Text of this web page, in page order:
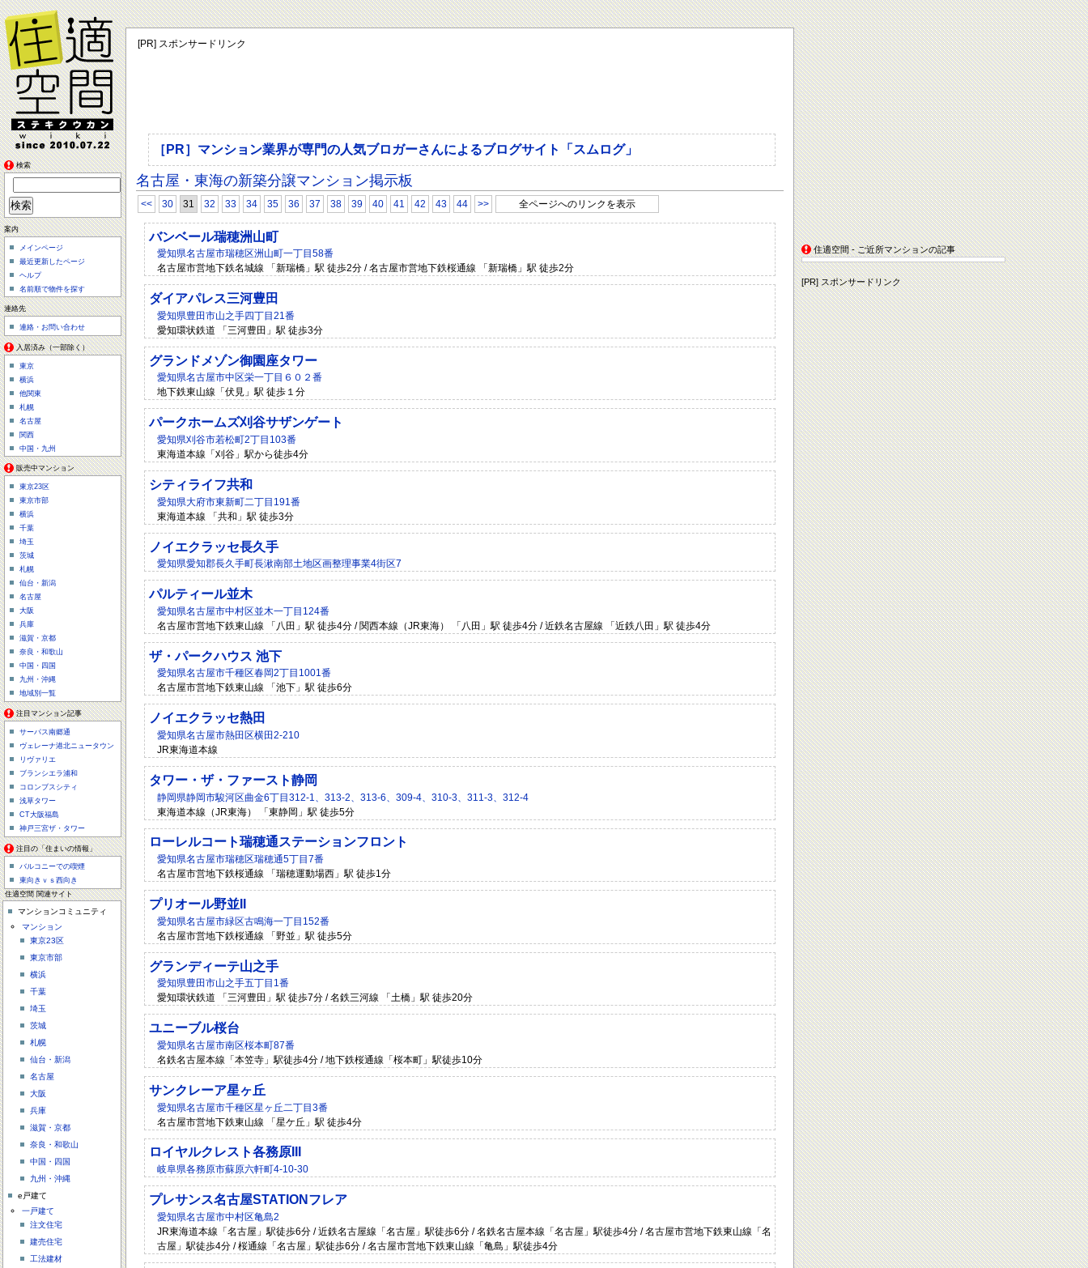
住適空間 - ご近所マンションの記事
[PR] スポンサードリンク
[PR] スポンサードリンク
［PR］マンション業界が専門の人気ブロガーさんによるブログサイト「スムログ」
名古屋・東海の新築分譲マンション掲示板
<< 30 31 32 33 34 35 36 37 38 39 40 41 42 43 44 >> 全ページへのリンクを表示
バンベール瑞穂洲山町
愛知県名古屋市瑞穂区洲山町一丁目58番
名古屋市営地下鉄名城線 「新瑞橋」駅 徒歩2分 / 名古屋市営地下鉄桜通線 「新瑞橋」駅 徒歩2分
ダイアパレス三河豊田
愛知県豊田市山之手四丁目21番
愛知環状鉄道 「三河豊田」駅 徒歩3分
グランドメゾン御園座タワー
愛知県名古屋市中区栄一丁目６０２番
地下鉄東山線「伏見」駅 徒歩１分
パークホームズ刈谷サザンゲート
愛知県刈谷市若松町2丁目103番
東海道本線「刈谷」駅から徒歩4分
シティライフ共和
愛知県大府市東新町二丁目191番
東海道本線 「共和」駅 徒歩3分
ノイエクラッセ長久手
愛知県愛知郡長久手町長湫南部土地区画整理事業4街区7
パルティール並木
愛知県名古屋市中村区並木一丁目124番
名古屋市営地下鉄東山線 「八田」駅 徒歩4分 / 関西本線（JR東海） 「八田」駅 徒歩4分 / 近鉄名古屋線 「近鉄八田」駅 徒歩4分
ザ・パークハウス 池下
愛知県名古屋市千種区春岡2丁目1001番
名古屋市営地下鉄東山線 「池下」駅 徒歩6分
ノイエクラッセ熱田
愛知県名古屋市熱田区横田2-210
JR東海道本線
タワー・ザ・ファースト静岡
静岡県静岡市駿河区曲金6丁目312-1、313-2、313-6、309-4、310-3、311-3、312-4
東海道本線（JR東海） 「東静岡」駅 徒歩5分
ローレルコート瑞穂通ステーションフロント
愛知県名古屋市瑞穂区瑞穂通5丁目7番
名古屋市営地下鉄桜通線 「瑞穂運動場西」駅 徒歩1分
プリオール野並II
愛知県名古屋市緑区古鳴海一丁目152番
名古屋市営地下鉄桜通線 「野並」駅 徒歩5分
グランディーテ山之手
愛知県豊田市山之手五丁目1番
愛知環状鉄道 「三河豊田」駅 徒歩7分 / 名鉄三河線 「土橋」駅 徒歩20分
ユニーブル桜台
愛知県名古屋市南区桜本町87番
名鉄名古屋本線「本笠寺」駅徒歩4分 / 地下鉄桜通線「桜本町」駅徒歩10分
サンクレーア星ヶ丘
愛知県名古屋市千種区星ヶ丘二丁目3番
名古屋市営地下鉄東山線 「星ケ丘」駅 徒歩4分
ロイヤルクレスト各務原III
岐阜県各務原市蘇原六軒町4-10-30
プレサンス名古屋STATIONフレア
愛知県名古屋市中村区亀島2
JR東海道本線「名古屋」駅徒歩6分 / 近鉄名古屋線「名古屋」駅徒歩6分 / 名鉄名古屋本線「名古屋」駅徒歩4分 / 名古屋市営地下鉄東山線「名
古屋」駅徒歩4分 / 桜通線「名古屋」駅徒歩6分 / 名古屋市営地下鉄東山線「亀島」駅徒歩4分
検索
案内
メインページ
最近更新したページ
ヘルプ
名前順で物件を探す
連絡先
連絡・お問い合わせ
入居済み（一部除く）
東京
横浜
他関東
札幌
名古屋
関西
中国・九州
販売中マンション
東京23区
東京市部
横浜
千葉
埼玉
茨城
札幌
仙台・新潟
名古屋
大阪
兵庫
滋賀・京都
奈良・和歌山
中国・四国
九州・沖縄
地域別一覧
注目マンション記事
サーパス南郷通
ヴェレーナ港北ニュータウン
リヴァリエ
ブランシエラ浦和
コロンブスシティ
浅草タワー
CT大阪福島
神戸三宮ザ・タワー
注目の「住まいの情報」
バルコニーでの喫煙
東向きｖｓ西向き
住適空間 関連サイト
マンションコミュニティ
マンション
東京23区
東京市部
横浜
千葉
埼玉
茨城
札幌
仙台・新潟
名古屋
大阪
兵庫
滋賀・京都
奈良・和歌山
中国・四国
九州・沖縄
e戸建て
一戸建て
注文住宅
建売住宅
工法建材